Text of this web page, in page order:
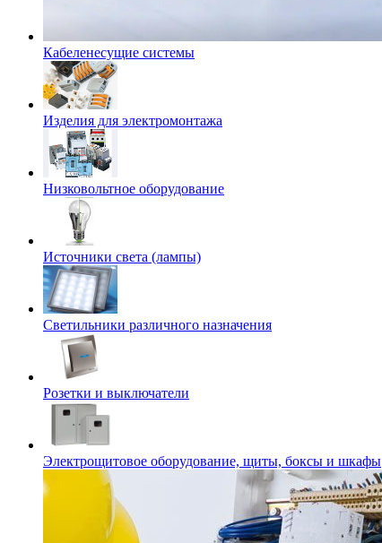
Кабеленесущие системы
Изделия для электромонтажа
Низковольтное оборудование
Источники света (лампы)
Светильники различного назначения
Розетки и выключатели
Электрощитовое оборудование, щиты, боксы и шкафы